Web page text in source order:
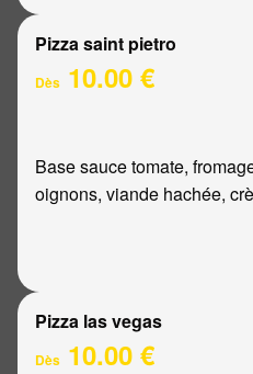
Pizza saint pietro
Dès 10.00 €
Base sauce tomate,
oignons, viande hachée,
Pizza las vegas
Dès 10.00 €